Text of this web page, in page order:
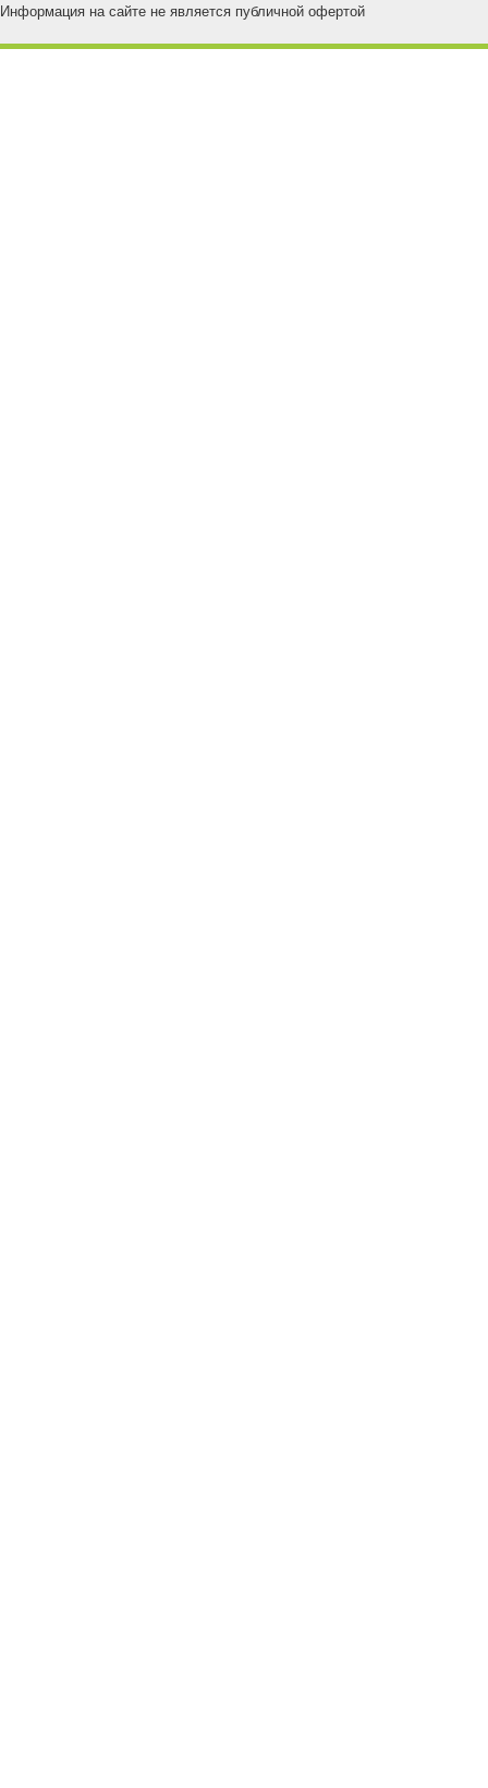
Информация на сайте не является публичной офертой